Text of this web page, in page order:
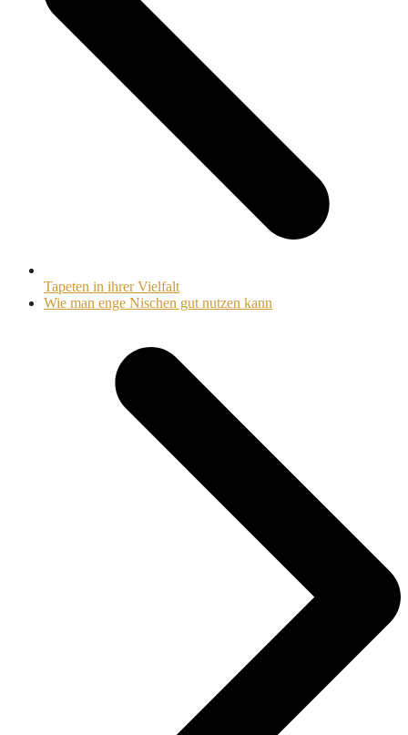
Tapeten in ihrer Vielfalt
Nächster
Wie man enge Nischen gut nutzen kann